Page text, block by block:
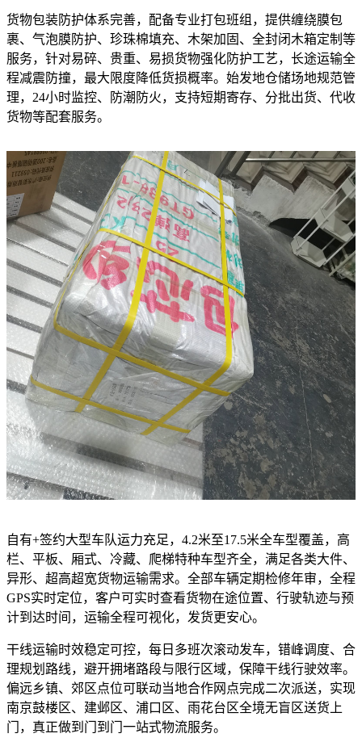
货物包装防护体系完善，配备专业打包班组，提供缠绕膜包
裹、气泡膜防护、珍珠棉填充、木架加固、全封闭木箱定制等
服务，针对易碎、贵重、易损货物强化防护工艺，长途运输全
程减震防撞，最大限度降低货损概率。始发地仓储场地规范管
理，24小时监控、防潮防火，支持短期寄存、分批出货、代收
货物等配套服务。
自有+签约大型车队运力充足，4.2米至17.5米全车型覆盖，高
栏、平板、厢式、冷藏、爬梯特种车型齐全，满足各类大件、
异形、超高超宽货物运输需求。全部车辆定期检修年审，全程
GPS实时定位，客户可实时查看货物在途位置、行驶轨迹与预
计到达时间，运输全程可视化，发货更安心。
干线运输时效稳定可控，每日多班次滚动发车，错峰调度、合
理规划路线，避开拥堵路段与限行区域，保障干线行驶效率。
偏远乡镇、郊区点位可联动当地合作网点完成二次派送，实现
南京鼓楼区、建邺区、浦口区、雨花台区全境无盲区送货上
门，真正做到门到门一站式物流服务。